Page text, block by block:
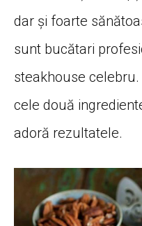
dar și foarte
sunt bucătari
steakhouse celebru.
cele două
adoră rezultatele.